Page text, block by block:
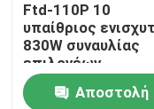
Ftd-110P 10
υπαίθριος
830W συναυλίας
επιλογέων
σελιδοποίησης
ζώνης Αποστολή